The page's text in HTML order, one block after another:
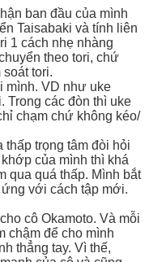
ban đầu của mình
Taisabaki và tính liên
1 cách nhẹ nhàng
theo tori, chứ
soát tori.
mình. VD như uke
Trong các đòn thì uke
chạm chứ không kéo/
thấp trọng tâm đòi hỏi
của mình thì khá
qua quá thấp. Mình bắt
với cách tập mới.
cô Okamoto. Và mỗi
chậm để cho mình
thẳng tay. Vì thế,